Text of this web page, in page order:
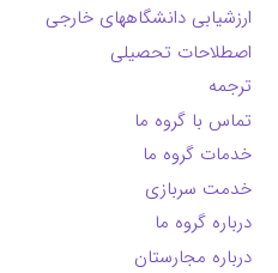
ارزشیابی دانشگاههای خارجی
اصطلاحات تحصیلی
ترجمه
تماس با گروه ما
خدمات گروه ما
خدمت سربازی
درباره گروه ما
درباره مجارستان